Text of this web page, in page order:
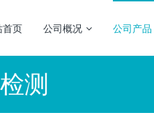
首页 公司概况 公司产品
测